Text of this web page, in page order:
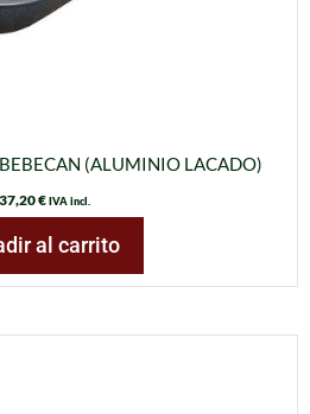
(ALUMINIO LACADO)
37,20€ IVA incl.
al carrito